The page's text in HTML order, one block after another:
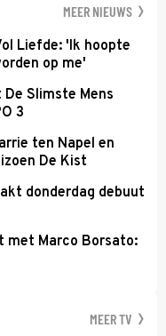
MEER NIEUWS
Liefde: 'Ik hoopte
op me'
Slimste Mens
3
ten Napel en
De Kist
donderdag debuut
met Marco Borsato:
MEER TV